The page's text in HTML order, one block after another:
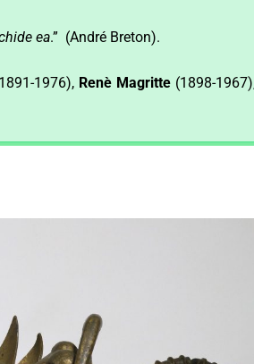
ea.” (André Breton).
1976), Renè Magritte (1898-